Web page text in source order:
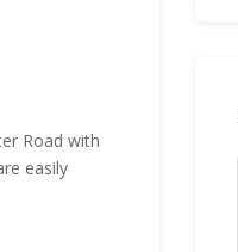
Road with
easily